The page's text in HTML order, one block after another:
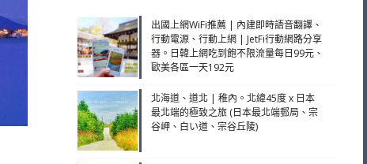
出國上網WiFi推薦 | 內建即時語音翻譯、
行動電源、行動上網 | JetFi行動網路分享
器。日韓上網吃到飽不限流量每日99元、
歐美各區一天192元
北海道、道北 | 稚內。北緯45度 x 日本
最北端的極致之旅 (日本最北端郵局、宗
谷岬、白い道、宗谷丘陵)